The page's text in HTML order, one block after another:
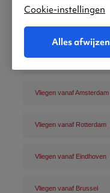
Vliegen vanaf Amsterdam
Vliegen vanaf Rotterdam
Vliegen vanaf Eindhoven
Vliegen vanaf Brussel
Cookie-instellingen
Alles afwijzen